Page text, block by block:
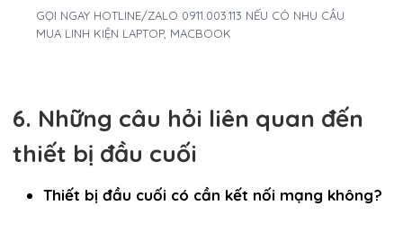
GỌI NGAY HOTLINE/ZALO 0911.003.113 NẾU CÓ NHU CẦU
MUA LINH KIỆN LAPTOP, MACBOOK
6. Những câu hỏi liên quan đến
thiết bị đầu cuối
Thiết bị đầu cuối có cần kết nối mạng không?